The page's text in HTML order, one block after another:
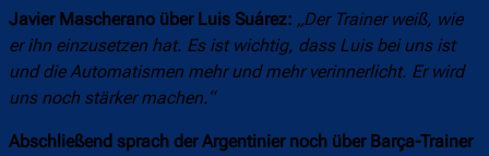
Javier Mascherano über Luis Suárez: „Der Trainer weiß, wie
er ihn einzusetzen hat. Es ist wichtig, dass Luis bei uns ist
und die Automatismen mehr und mehr verinnerlicht. Er wird
uns noch stärker machen.“
Abschließend sprach der Argentinier noch über Barça-Trainer